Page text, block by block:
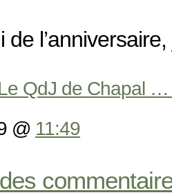
de
QdJ de Chapal
@ 11:49
des